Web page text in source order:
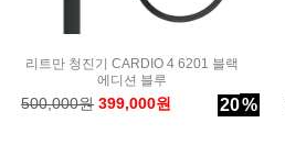
리트만 청진기 CARDIO 4 6201 블랙
에디션 블루
500,000원 399,000원 20%